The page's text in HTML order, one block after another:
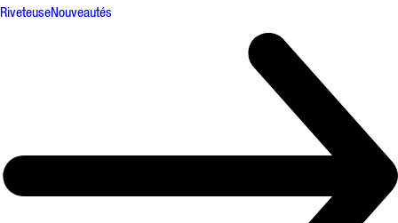
RiveteuseNouveautés